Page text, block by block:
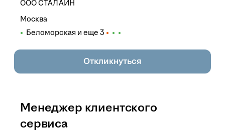
ОООСТАЛАЙН
Москва
Беломорская и еще 3
Откликнуться
Менеджер клиентского
сервиса